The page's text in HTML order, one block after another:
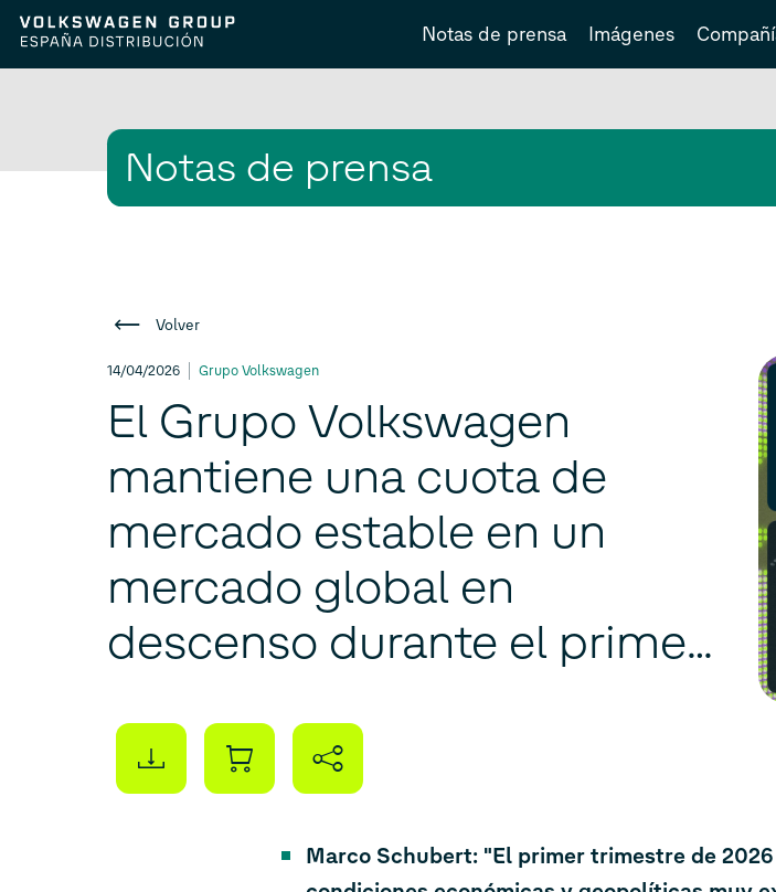
Notas de prensa Imágenes
Notas de prensa
Volver
14/04/2026 Grupo Volkswagen
El Grupo Volkswagen
mantiene una cuota de
mercado estable en un
mercado global en
descenso durante el primer
Marco Schubert: "El primer trimestre de